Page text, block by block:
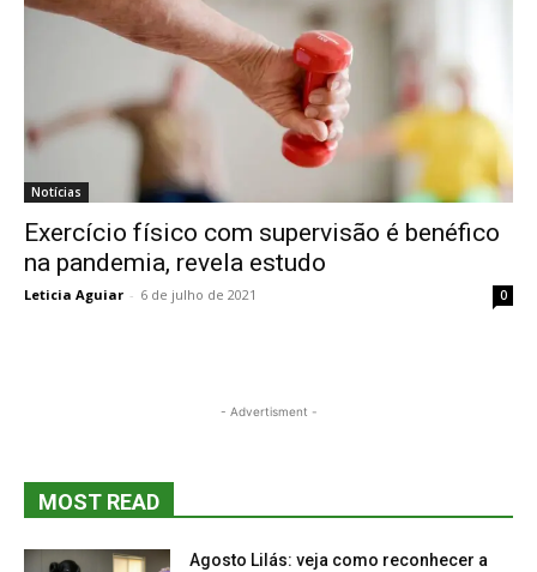
Notícias
Exercício físico com supervisão é benéfico
na pandemia, revela estudo
Leticia Aguiar - 6 de julho de 2021 0
- Advertisment -
MOST READ
Agosto Lilás: veja como reconhecer a